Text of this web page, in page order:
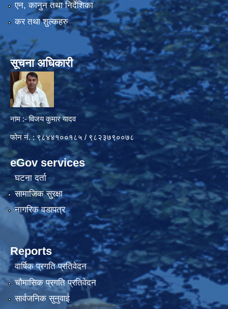
एन, कानुन तथा निर्देशिका
कर तथा शुल्कहरु
सूचना अधिकारी
नाम :- विजय कुमार यादव
फोन नं. : ९८४४१००१८५ / ९८२३७९००७८
eGov services
घटना दर्ता
सामाजिक सुरक्षा
नागरिक वडापत्र
Reports
वार्षिक प्रगति प्रतिवेदन
चौमासिक प्रगति प्रतिवेदन
सार्वजनिक सुनुवाई